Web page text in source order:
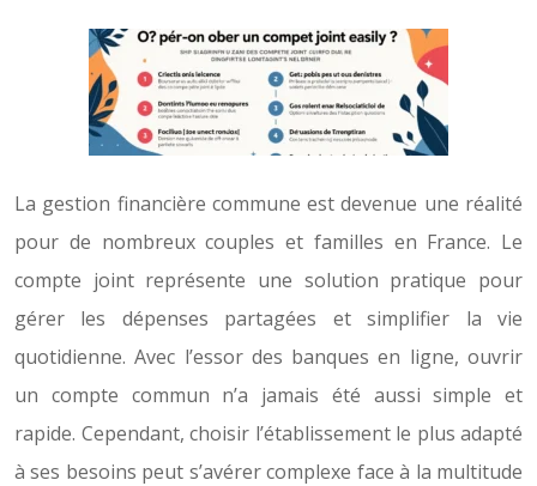
La gestion financière commune est devenue une réalité
pour de nombreux couples et familles en France. Le
compte joint représente une solution pratique pour
gérer les dépenses partagées et simplifier la vie
quotidienne. Avec l’essor des banques en ligne, ouvrir
un compte commun n’a jamais été aussi simple et
rapide. Cependant, choisir l’établissement le plus adapté
à ses besoins peut s’avérer complexe face à la multitude